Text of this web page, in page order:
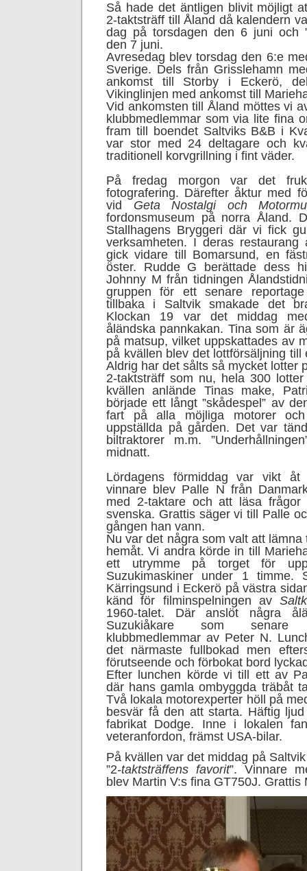
Så hade det äntligen blivit möjligt
2-taktsträff till Åland då kalendern
dag på torsdagen den 6 juni och
den 7 juni.
Avresedag blev torsdag den 6:e
Sverige. Dels från Grisslehamn
ankomst till Storby i Eckerö,
Vikinglinjen med ankomst till
Vid ankomsten till Åland möttes vi
klubbmedlemmar som via lite fina
fram till boendet Saltviks B&B i
var stor med 24 deltagare och
traditionell korvgrillning i fint väder.
På fredag morgon var det
fotografering. Därefter åktur med
vid Geta Nostalgi och
fordonsmuseum på norra Åland.
Stallhagens Bryggeri där vi fick
verksamheten. I deras
gick vidare till Bomarsund, en
öster. Rudde G berättade dess
Johnny M från tidningen
gruppen för ett senare
tillbaka i Saltvik smakade det
Klockan 19 var det middag
åländska pannkakan. Tina som är
på matsup, vilket uppskattades av
på kvällen blev det lottförsäljning till
Aldrig har det sålts så mycket lotter
2-taktsträff som nu, hela 300
kvällen anlände Tinas make,
började ett långt ”skådespel” av
fart på alla möjliga motorer
uppställda på gården. Det var
biltraktorer m.m.
midnatt.
Lördagens förmiddag var vikt åt
vinnare blev Palle N från
med 2-taktare och att läsa
svenska. Grattis säger vi till Palle
gången han vann.
Nu var det några som valt att
hemåt. Vi andra körde in till
ett utrymme på torget för
Suzukimaskiner under 1 timme.
Kärringsund i Eckerö på västra
känd för filminspelningen av
1960-talet. Där anslöt några
Suzukiåkare som senare
klubbmedlemmar av Peter N.
det närmaste fullbokad men
förutseende och förbokat bord
Efter lunchen körde vi till ett av
där hans gamla ombyggda träbåt
Två lokala motorexperter höll på
besvär få den att starta. Häftig
fabrikat Dodge. Inne i lokalen
veteranfordon, främst USA-bilar.
På kvällen var det middag på
”2-taktsträffens favorit”. Vinnare
blev Martin V:s fina GT750J. Grattis